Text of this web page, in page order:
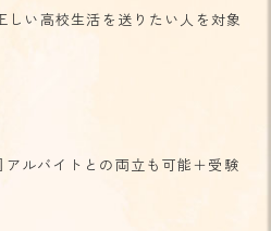
しい高校生活を送りたい人を対象
］アルバイトとの両立も可能＋受験